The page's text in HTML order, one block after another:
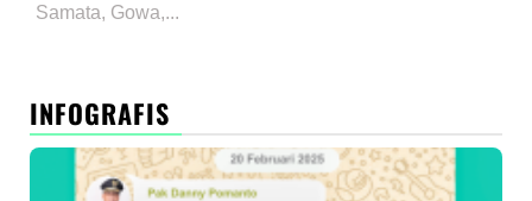
Samata, Gowa,...
INFOGRAFIS